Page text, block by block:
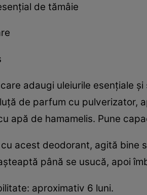
de tămâie
adaugi uleiurile esenţiale
de parfum cu pulverizator,
apă de hamamelis. Pune
acest deodorant, agită bine
până se usucă, apoi
aproximativ 6 luni.